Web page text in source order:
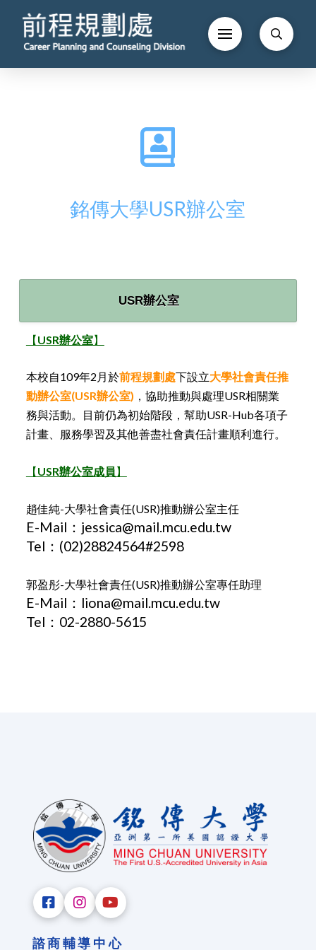
銘傳大學USR辦公室
USR辦公室
【USR辦公室】
本校自109年2月於前程規劃處下設立大學社會責任推
動辦公室(USR辦公室) ，協助推動與處理USR相關業
務與活動。目前仍為初始階段，幫助USR-Hub各項子
計畫、服務學習及其他善盡社會責任計畫順利進行。
【USR辦公室成員】
趙佳純-大學社會責任(USR)推動辦公室主任
E-Mail：jessica@mail.mcu.edu.tw
Tel：(02)28824564#2598
郭盈彤-大學社會責任(USR)推動辦公室專任助理
E-Mail：liona@mail.mcu.edu.tw
Tel：02-2880-5615
諮商輔導中心